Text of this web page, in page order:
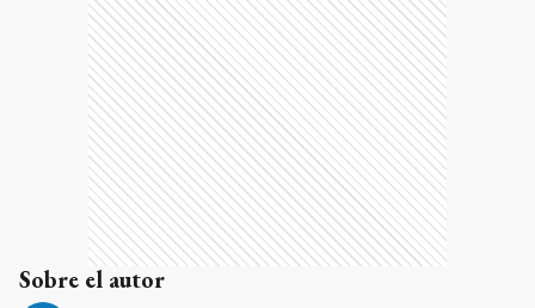
Sobre el autor